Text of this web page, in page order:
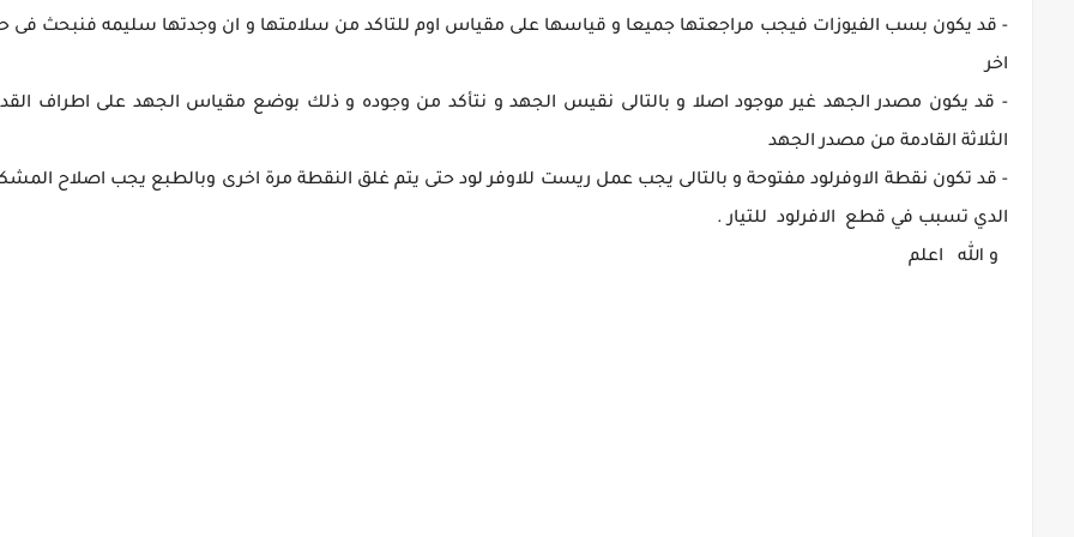
- قد يكون بسب الفيوزات فيجب مراجعتها جميعا و قياسها على مقياس اوم للتاكد من سلامتها و ان وجدتها سليمه فنبحث فى
اخر
- قد يكون مصدر الجهد غير موجود اصلا و بالتالى نقيس الجهد و نتأكد من وجوده و ذلك بوضع مقياس الجهد على اطراف
الثلاثة القادمة من مصدر الجهد
- قد تكون نقطة الاوفرلود مفتوحة و بالتالى يجب عمل ريست للاوفر لود حتى يتم غلق النقطة مرة اخرى وبالطبع يجب اصلاح
الدي تسبب في قطع الافرلود للتيار .
و الله اعلم